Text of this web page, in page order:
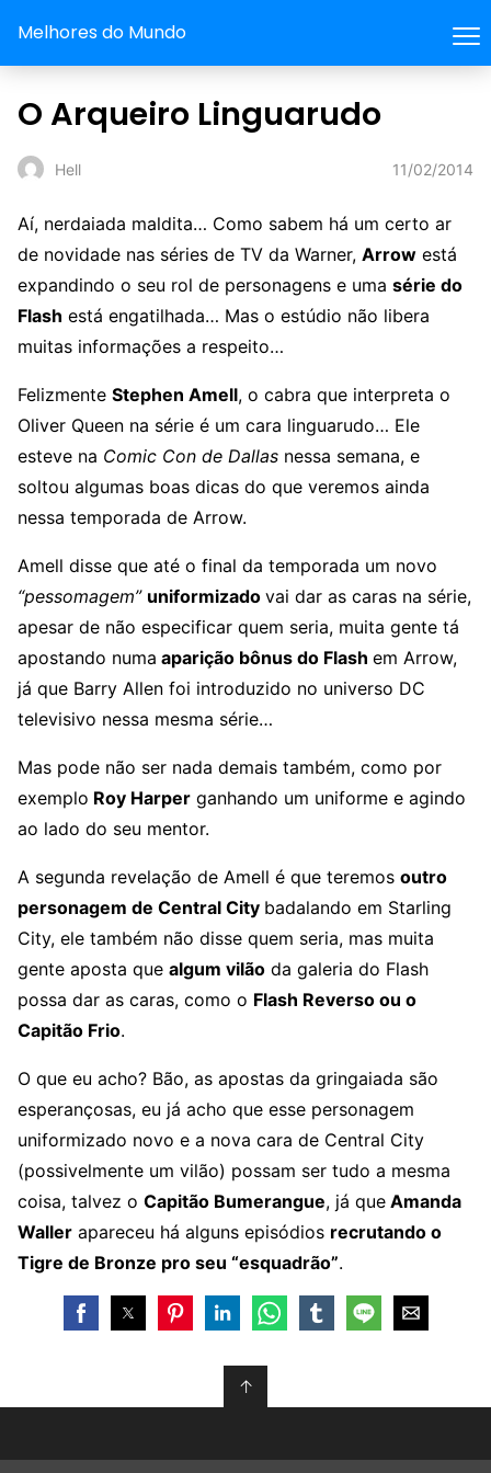
Melhores do Mundo
O Arqueiro Linguarudo
Hell 11/02/2014
Aí, nerdaiada maldita… Como sabem há um certo ar
de novidade nas séries de TV da Warner, Arrow está
expandindo o seu rol de personagens e uma série do
Flash está engatilhada… Mas o estúdio não libera
muitas informações a respeito…
Felizmente Stephen Amell, o cabra que interpreta o
Oliver Queen na série é um cara linguarudo… Ele
esteve na Comic Con de Dallas nessa semana, e
soltou algumas boas dicas do que veremos ainda
nessa temporada de Arrow.
Amell disse que até o final da temporada um novo
“pessomagem” uniformizado vai dar as caras na série,
apesar de não especificar quem seria, muita gente tá
apostando numa aparição bônus do Flash em Arrow,
já que Barry Allen foi introduzido no universo DC
televisivo nessa mesma série…
Mas pode não ser nada demais também, como por
exemplo Roy Harper ganhando um uniforme e agindo
ao lado do seu mentor.
A segunda revelação de Amell é que teremos outro
personagem de Central City badalando em Starling
City, ele também não disse quem seria, mas muita
gente aposta que algum vilão da galeria do Flash
possa dar as caras, como o Flash Reverso ou o
Capitão Frio.
O que eu acho? Bão, as apostas da gringaiada são
esperançosas, eu já acho que esse personagem
uniformizado novo e a nova cara de Central City
(possivelmente um vilão) possam ser tudo a mesma
coisa, talvez o Capitão Bumerangue, já que Amanda
Waller apareceu há alguns episódios recrutando o
Tigre de Bronze pro seu “esquadrão”.
↑